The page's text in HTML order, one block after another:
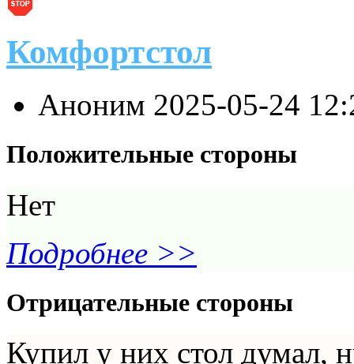
Комфортстол
Аноним 2025-05-24
Положительные стороны
Нет
Подробнее >>
Отрицательные стороны
Купил у них стол думал,